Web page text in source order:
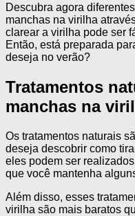
Descubra agora
manchas na virilha
clarear a virilha pode ser
Então, está preparada
deseja no verão?
Tratamentos
manchas na
Os tratamentos naturais
deseja descobrir como
eles podem ser
que você mantenha
Além disso, esses
virilha são mais baratos